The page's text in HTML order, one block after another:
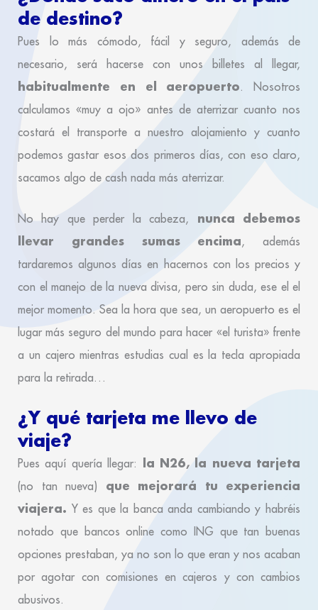
de destino?
Pues lo más cómodo, fácil y seguro, además de
necesario, será hacerse con unos billetes al llegar,
habitualmente en el aeropuerto. Nosotros
calculamos «muy a ojo» antes de aterrizar cuanto nos
costará el transporte a nuestro alojamiento y cuanto
podemos gastar esos dos primeros días, con eso claro,
sacamos algo de cash nada más aterrizar.
No hay que perder la cabeza, nunca debemos
llevar grandes sumas encima, además
tardaremos algunos días en hacernos con los precios y
con el manejo de la nueva divisa, pero sin duda, ese el el
mejor momento. Sea la hora que sea, un aeropuerto es el
lugar más seguro del mundo para hacer «el turista» frente
a un cajero mientras estudias cual es la tecla apropiada
para la retirada…
¿Y qué tarjeta me llevo de
viaje?
Pues aquí quería llegar: la N26, la nueva tarjeta
(no tan nueva) que mejorará tu experiencia
viajera. Y es que la banca anda cambiando y habréis
notado que bancos online como ING que tan buenas
opciones prestaban, ya no son lo que eran y nos acaban
por agotar con comisiones en cajeros y con cambios
abusivos.